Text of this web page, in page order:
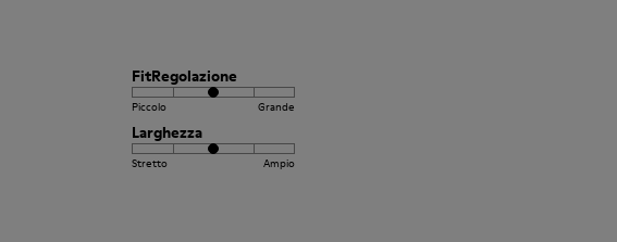
FitRegolazione
Piccolo Grande
Larghezza
Stretto Ampio